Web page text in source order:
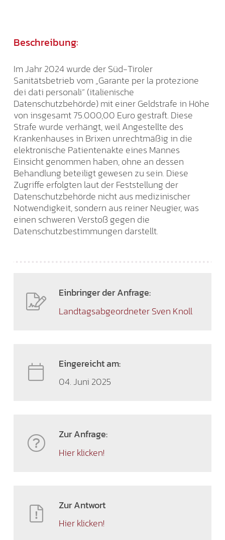
Beschreibung:
Im Jahr 2024 wurde der Süd-Tiroler
Sanitätsbetrieb vom „Garante per la protezione
dei dati personali“ (italienische
Datenschutzbehörde) mit einer Geldstrafe in Höhe
von insgesamt 75.000,00 Euro gestraft. Diese
Strafe wurde verhängt, weil Angestellte des
Krankenhauses in Brixen unrechtmäßig in die
elektronische Patientenakte eines Mannes
Einsicht genommen haben, ohne an dessen
Behandlung beteiligt gewesen zu sein. Diese
Zugriffe erfolgten laut der Feststellung der
Datenschutzbehörde nicht aus medizinischer
Notwendigkeit, sondern aus reiner Neugier, was
einen schweren Verstoß gegen die
Datenschutzbestimmungen darstellt.
Einbringer der Anfrage:
Landtagsabgeordneter Sven Knoll
Eingereicht am:
04. Juni 2025
Zur Anfrage:
Hier klicken!
Zur Antwort
Hier klicken!